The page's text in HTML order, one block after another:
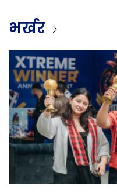
भर्खर